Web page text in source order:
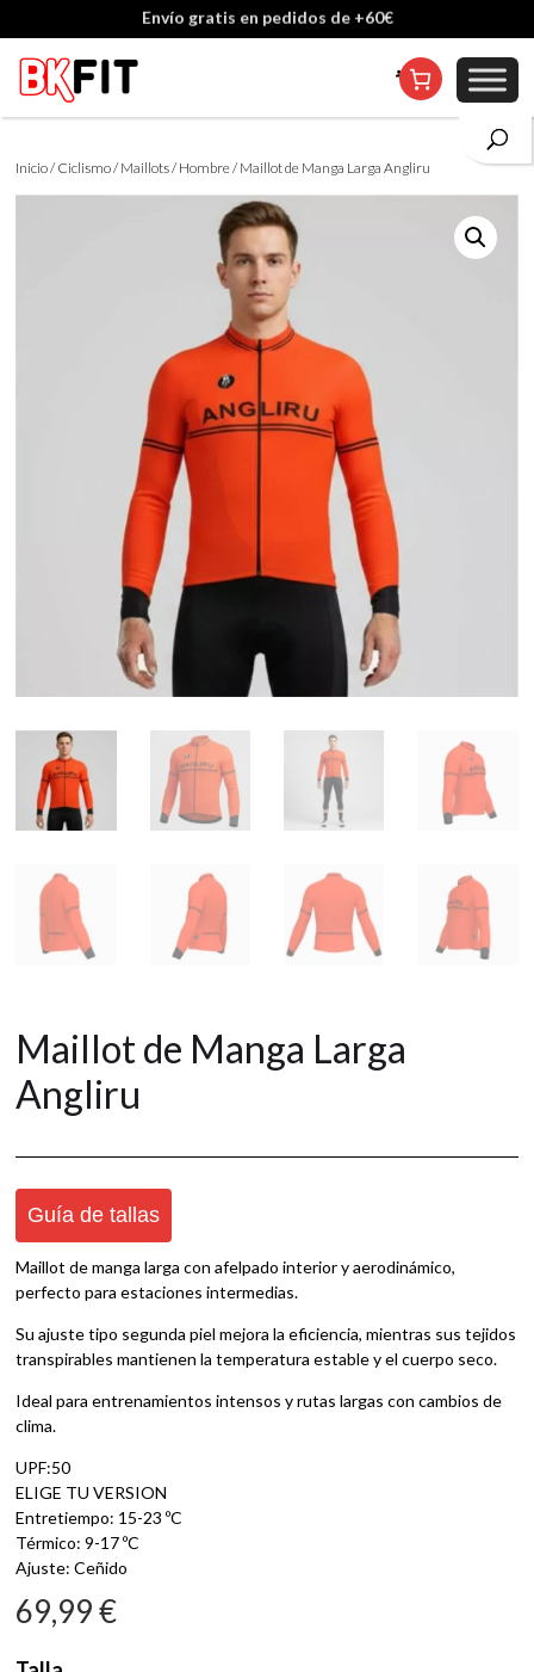
Cambio de talla incluido, excepto en personalizados
Inicio/ Ciclismo/ Maillots/ Hombre/ Maillot de Manga Larga Angliru
Maillot de Manga Larga
Angliru
Maillot de manga larga con afelpado interior y aerodinámico,
perfecto para estaciones intermedias.
Su ajuste tipo segunda piel mejora la eficiencia, mientras sus tejidos
transpirables mantienen la temperatura estable y el cuerpo seco.
Ideal para entrenamientos intensos y rutas largas con cambios de
clima.
UPF:50
ELIGE TU VERSION
Entretiempo: 15-23 ºC
Térmico: 9-17 ºC
Ajuste: Ceñido
69,99€
Guía de tallas